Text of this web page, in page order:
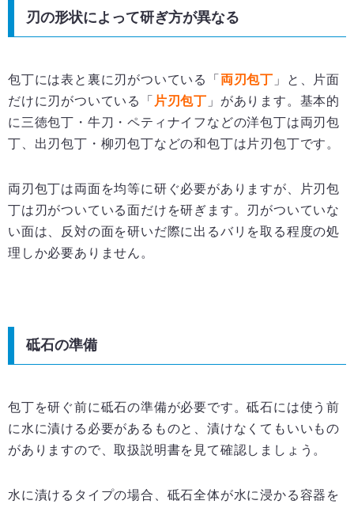
刃の形状によって研ぎ方が異なる
包丁には表と裏に刃がついている「 両刃包丁 」と、片面
だけに刃がついている「 片刃包丁 」があります。基本的
に三徳包丁・牛刀・ペティナイフなどの洋包丁は両刃包
丁、出刃包丁・柳刃包丁などの和包丁は片刃包丁です。
両刃包丁は両面を均等に研ぐ必要がありますが、片刃包
丁は刃がついている面だけを研ぎます。刃がついていな
い面は、反対の面を研いだ際に出るバリを取る程度の処
理しか必要ありません。
砥石の準備
包丁を研ぐ前に砥石の準備が必要です。砥石には使う前
に水に漬ける必要があるものと、漬けなくてもいいもの
がありますので、取扱説明書を見て確認しましょう。
水に漬けるタイプの場合、砥石全体が水に浸かる容器を